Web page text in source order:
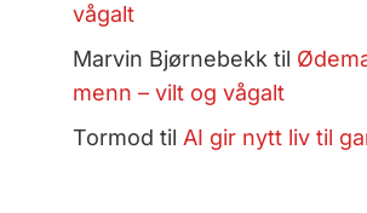
vågalt
Marvin Bjørnebekk til
menn – vilt og vågalt
Tormod til AI gir nytt liv til